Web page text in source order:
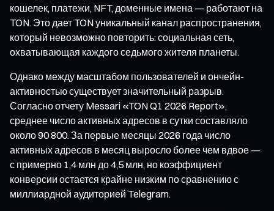
кошелек, платежи, NFT, доменные имена — работают на
TON. Это дает TON уникальный канал распространения,
который невозможно повторить: социальная сеть,
охватывающая каждого седьмого жителя планеты.
Однако между масштабом пользователей и ончейн-
активностью существует значительный разрыв.
Согласно отчету Messari «TON Q1 2026 Report»,
среднее число активных адресов в сутки составляло
около 90 800. За первые месяцы 2026 года число
активных адресов в месяц выросло более чем вдвое —
с примерно 1,4 млн до 4,5 млн, но коэффициент
конверсии остается крайне низким по сравнению с
миллиардной аудиторией Telegram.